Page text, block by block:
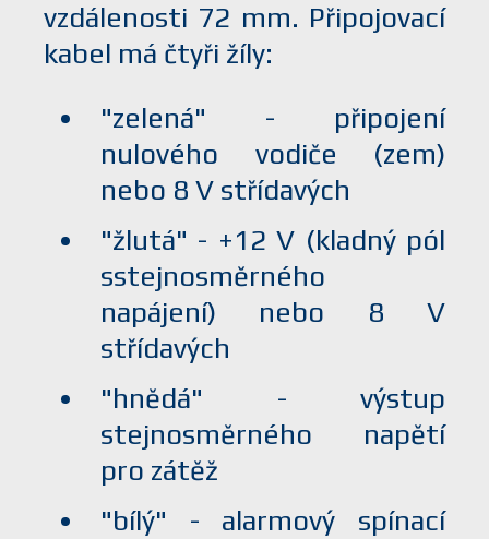
vzdálenosti 72 mm. Připojovací
kabel má čtyři žíly:
"zelená" - připojení
nulového vodiče (zem)
nebo 8 V střídavých
"žlutá" - +12 V (kladný pól
sstejnosměrného
napájení) nebo 8 V
střídavých
"hnědá" - výstup
stejnosměrného napětí
pro zátěž
"bílý" - alarmový spínací